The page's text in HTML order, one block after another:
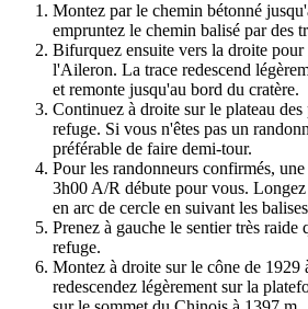
Montez par le chemin bétonné
empruntez le chemin balisé par des
Bifurquez ensuite vers la droite
l'Aileron. La trace redescend
et remonte jusqu'au bord du cratère.
Continuez à droite sur le plateau
refuge. Si vous n'êtes pas un
préférable de faire demi-tour.
Pour les randonneurs confirmés,
3h00 A/R débute pour vous.
en arc de cercle en suivant les
Prenez à gauche le sentier très raide
refuge.
Montez à droite sur le cône de 1929
redescendez légèrement sur la